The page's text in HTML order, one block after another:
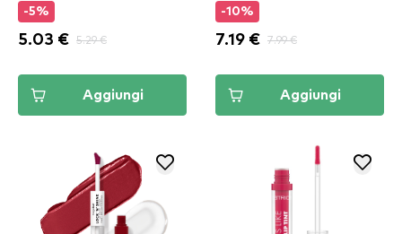
-5%
5.03 € 5.29 €
Aggiungi
-10%
7.19 € 7.99 €
Aggiungi